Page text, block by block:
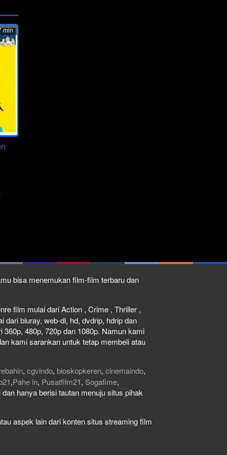
min
bisa menemukan film-film terbaru dan
film mulai dari Action , Crime , Thriller ,
bluray, web-dl, hd, dvdrip, hdrip dan
480p, 720p dan 1080p. Namun kami
kami sarankan untuk tetap membeli atau
, cgvindo, bioskopkeren, cinemaindo,
,Pahe in, Pusatfilm21, Sogafime,
dan hanya berisi tautan menuju situs pihak
aspek lain dari konten situs streaming film